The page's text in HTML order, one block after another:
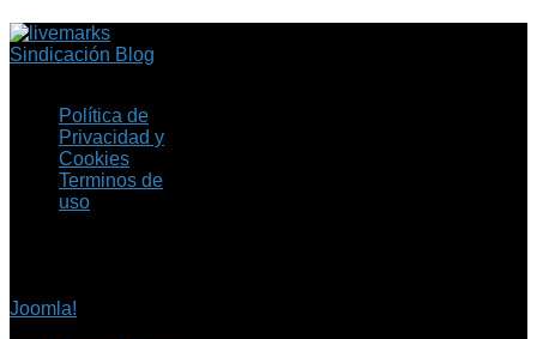
Sindicación Blog
Política de
Privacidad y
Cookies
Terminos de
uso
Joomla!